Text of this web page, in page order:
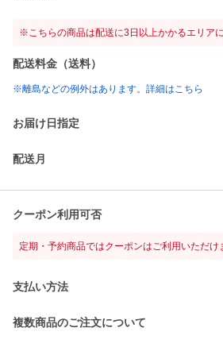
※こちらの商品は配送に3日以上かかるエリア
配送料金（送料）
※離島などの例外はあります。詳細はこちら
お届け日指定
配送月
クーポン利用可否
定期・予約商品ではクーポンはご利用いただけ
支払い方法
複数商品のご注文について